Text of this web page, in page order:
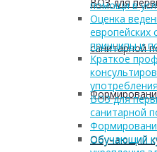
санитарной
Обучающий
помощи в
Оценка
европейских
принципы и
Краткое
ВОЗ для
санитарной
Обучающий